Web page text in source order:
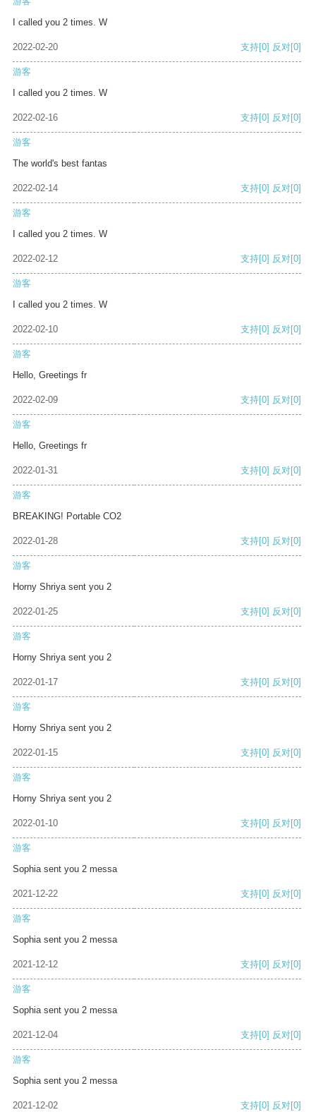
I called you 2 times. W
2022-02-20 支持[0] 反对[0]
游客
I called you 2 times. W
2022-02-16 支持[0] 反对[0]
游客
The world's best fantas
2022-02-14 支持[0] 反对[0]
游客
I called you 2 times. W
2022-02-12 支持[0] 反对[0]
游客
I called you 2 times. W
2022-02-10 支持[0] 反对[0]
游客
Hello, Greetings fr
2022-02-09 支持[0] 反对[0]
游客
Hello, Greetings fr
2022-01-31 支持[0] 反对[0]
游客
BREAKING! Portable CO2
2022-01-28 支持[0] 反对[0]
游客
Horny Shriya sent you 2
2022-01-25 支持[0] 反对[0]
游客
Horny Shriya sent you 2
2022-01-17 支持[0] 反对[0]
游客
Horny Shriya sent you 2
2022-01-15 支持[0] 反对[0]
游客
Horny Shriya sent you 2
2022-01-10 支持[0] 反对[0]
游客
Sophia sent you 2 messa
2021-12-22 支持[0] 反对[0]
游客
Sophia sent you 2 messa
2021-12-12 支持[0] 反对[0]
游客
Sophia sent you 2 messa
2021-12-04 支持[0] 反对[0]
游客
Sophia sent you 2 messa
2021-12-02 支持[0] 反对[0]